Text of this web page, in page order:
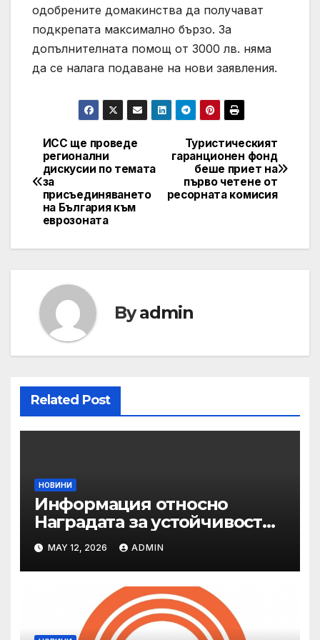
одобрените домакинства да получават
подкрепата максимално бързо. За
допълнителната помощ от 3000 лв. няма
да се налага подаване на нови заявления.
Post
navigation
Туристическият
гаранционен фонд
беше приет на
първо четене от
ресорната комисия
ИСС ще проведе
регионални
дискусии по темата
за
присъединяването
на България към
еврозоната
Byadmin
Related Post
НОВИНИ
Информация относно
Наградата за устойчивост
на ОАЕ „Зайед“
MAY 12, 2026 ADMIN